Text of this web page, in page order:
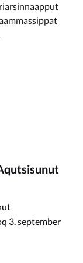
3. september